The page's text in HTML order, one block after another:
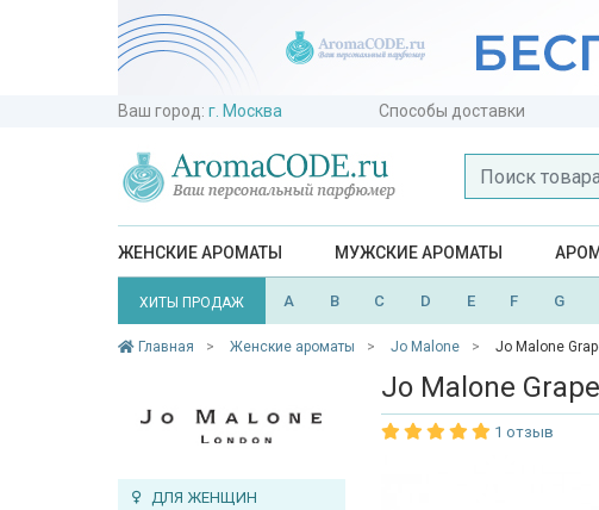
Ваш город: г. Москва Способы доставки
ЖЕНСКИЕ АРОМАТЫ МУЖСКИЕ АРОМАТЫ
ХИТЫ ПРОДАЖ A B C D E F G
Главная Женские ароматы Jo Malone Jo Malone
ДЛЯ ЖЕНЩИН
Jo Malone
1 отзыв